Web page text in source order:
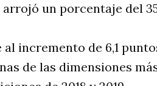
arrojó un porcentaje del
al incremento de 6,1
de las dimensiones